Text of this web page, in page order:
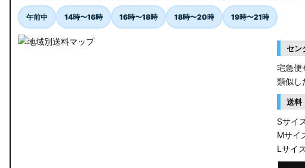
GR フィット
GP5/6 GK3〜6 フィット
午前中 14時〜16時 16時〜18時 18時〜20時 19時〜21時
セン
宅急便
類似し
送料
Sサイ
Mサイ
Lサイ